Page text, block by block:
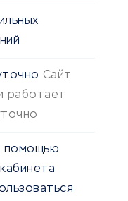
Сайт
работает
помощью